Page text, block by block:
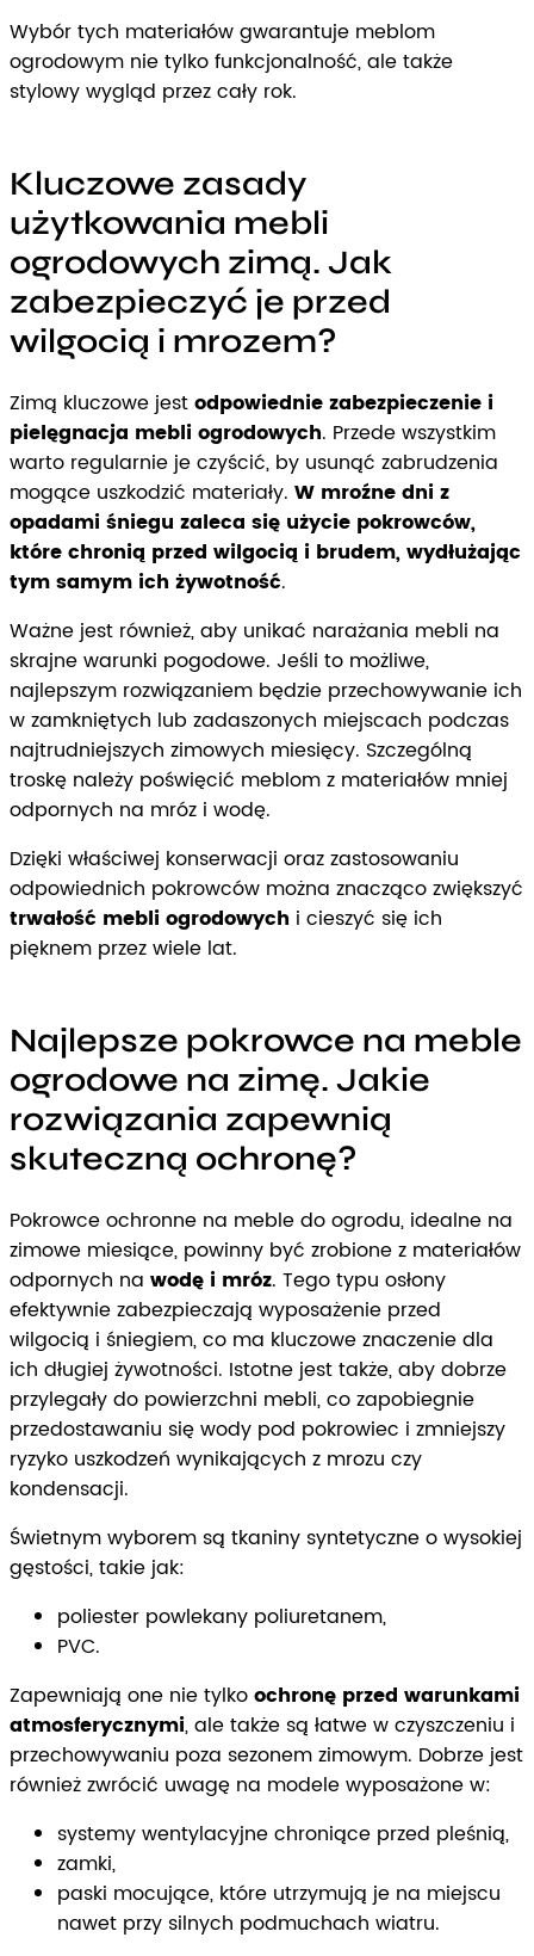
Wybór tych materiałów gwarantuje meblom
ogrodowym nie tylko funkcjonalność, ale także
stylowy wygląd przez cały rok.
Kluczowe zasady
użytkowania mebli
ogrodowych zimą. Jak
zabezpieczyć je przed
wilgocią i mrozem?
Zimą kluczowe jestodpowiednie zabezpieczenie i
pielęgnacja mebli ogrodowych. Przede wszystkim
warto regularnie je czyścić, by usunąć zabrudzenia
mogące uszkodzić materiały. W mroźne dni z
opadami śniegu zaleca się użycie pokrowców,
które chronią przed wilgocią i brudem, wydłużając
tym samym ich żywotność.
Ważne jest również, aby unikać narażania mebli na
skrajne warunki pogodowe. Jeśli to możliwe,
najlepszym rozwiązaniem będzie przechowywanie ich
w zamkniętych lub zadaszonych miejscach podczas
najtrudniejszych zimowych miesięcy. Szczególną
troskę należy poświęcić meblom z materiałów mniej
odpornych na mróz i wodę.
Dzięki właściwej konserwacji oraz zastosowaniu
odpowiednich pokrowców można znacząco zwiększyć
trwałość mebli ogrodowych i cieszyć się ich
pięknem przez wiele lat.
Najlepsze pokrowce na meble
ogrodowe na zimę. Jakie
rozwiązania zapewnią
skuteczną ochronę?
Pokrowce ochronne na meble do ogrodu, idealne na
zimowe miesiące, powinny być zrobione z materiałów
odpornych na wodę i mróz. Tego typu osłony
efektywnie zabezpieczają wyposażenie przed
wilgocią i śniegiem, co ma kluczowe znaczenie dla
ich długiej żywotności. Istotne jest także, aby dobrze
przylegały do powierzchni mebli, co zapobiegnie
przedostawaniu się wody pod pokrowiec i zmniejszy
ryzyko uszkodzeń wynikających z mrozu czy
kondensacji.
Świetnym wyborem są tkaniny syntetyczne o wysokiej
gęstości, takie jak:
poliester powlekany poliuretanem,
PVC.
Zapewniają one nie tylkoochronę przed warunkami
atmosferycznymi, ale także są łatwe w czyszczeniu i
przechowywaniu poza sezonem zimowym. Dobrze jest
również zwrócić uwagę na modele wyposażone w:
systemy wentylacyjne chroniące przed pleśnią,
zamki,
paski mocujące, które utrzymują je na miejscu
nawet przy silnych podmuchach wiatru.